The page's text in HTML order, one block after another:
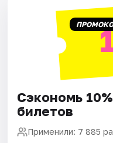
Сэкономь
билетов
Применили: 7 885